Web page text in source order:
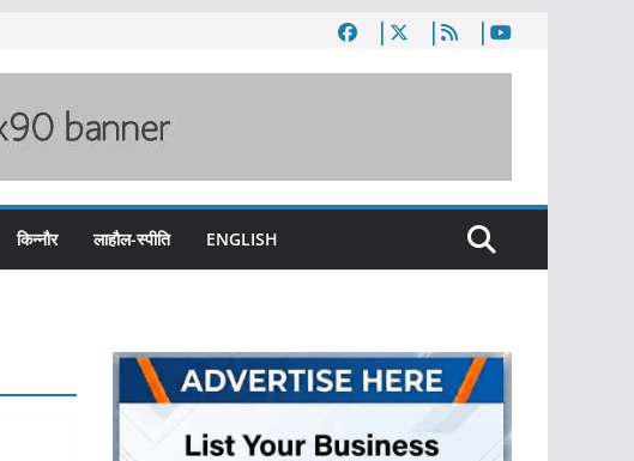
किन्नौर लाहौल-स्पीति ENGLISH